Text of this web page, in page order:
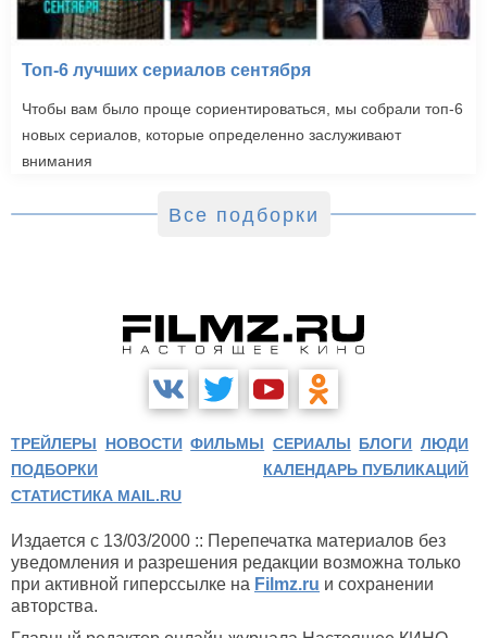
Пределы контроля
(2009)
Топ-6 лучших сериалов сентября
Чтобы вам было проще сориентироваться, мы собрали топ-6
новых сериалов, которые определенно заслуживают
внимания
Все подборки
ТРЕЙЛЕРЫ НОВОСТИ ФИЛЬМЫ СЕРИАЛЫ БЛОГИ ЛЮДИ
ПОДБОРКИ
КАЛЕНДАРЬ ПУБЛИКАЦИЙ
СТАТИСТИКА MAIL.RU
Издается с 13/03/2000 :: Перепечатка материалов без
уведомления и разрешения редакции возможна только
при активной гиперссылке на Filmz.ru и сохранении
авторства.